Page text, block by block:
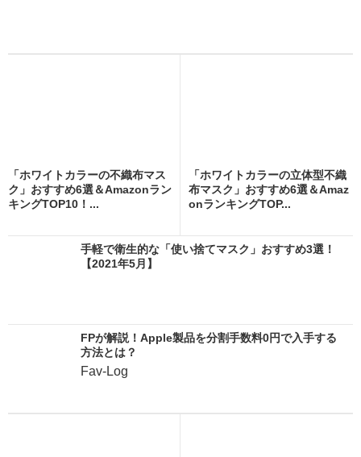
「ホワイトカラーの不織布マス
ク」おすすめ6選＆Amazonラン
キングTOP10！...
「ホワイトカラーの立体型不織
布マスク」おすすめ6選＆Amaz
onランキングTOP...
手軽で衛生的な「使い捨てマスク」おすすめ3選！
【2021年5月】
FPが解説！Apple製品を分割手数料0円で入手する
方法とは？
Fav-Log